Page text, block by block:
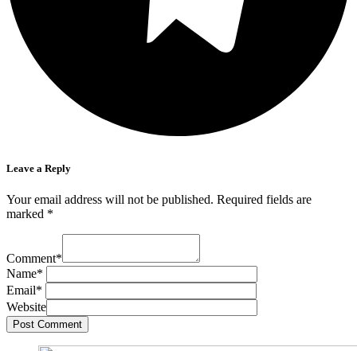
Leave a Reply
Your email address will not be published. Required fields are
marked *
Comment*
Name*
Email*
Website